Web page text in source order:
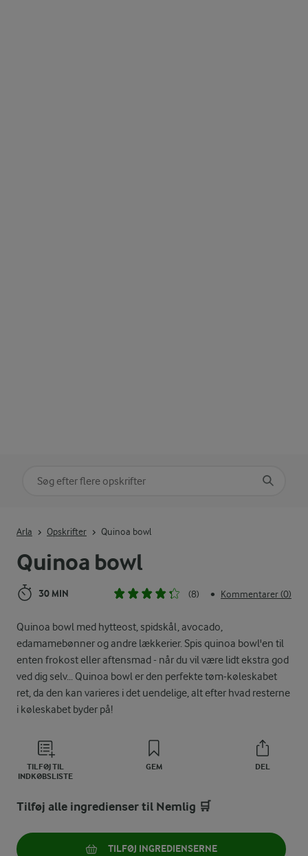
Quinoa bowl
30 MIN (8) • Kommentarer (0)
Quinoa bowl med hytteost, spidskål, avocado,
edamamebønner og andre lækkerier. Spis quinoa bowl'en til
enten frokost eller aftensmad - når du vil være lidt ekstra god
ved dig selv... Quinoa bowl er den perfekte tøm-køleskabet
ret, da den kan varieres i det uendelige, alt efter hvad resterne
i køleskabet byder på!
TILFØJ TIL
INDKØBSLISTE
GEM DEL
Arla Opskrifter Quinoa bowl
Tilføj alle ingredienser til Nemlig 🛒
TILFØJ INGREDIENSERNE
Søg på kategori